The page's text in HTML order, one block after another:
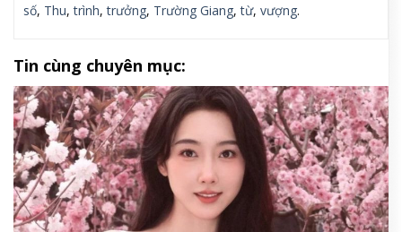
số, Thu,trình,trưởng, Trường Giang,từ, vượng.
Tin cùng chuyên mục: